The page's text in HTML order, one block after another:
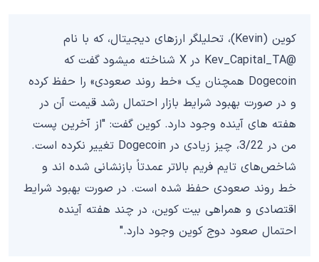
کوین (Kevin)، تحلیلگر ارزهای دیجیتال، که با نام
@Kev_Capital_TA در X شناخته میشود گفت که
Dogecoin همچنان یک «خط روند صعودی» را حفظ کرده
و در صورت بهبود شرایط بازار احتمال رشد قیمت آن در
هفته های آینده وجود دارد. کوین گفت: "از آخرین پست
من در 3/22، چیز زیادی در Dogecoin تغییر نکرده است.
شاخص‌های تایم فریم بالاتر عمدتاً بازنشانی شده اند و
خط روند صعودی حفظ شده است. در صورت بهبود شرایط
اقتصادی و همراهی بیت کوین، در چند هفته آینده
احتمال صعود دوج کوین وجود دارد."